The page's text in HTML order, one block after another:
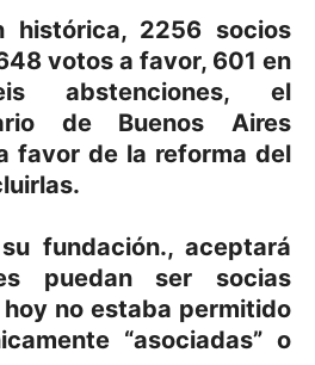
histórica, 2256 socios
votos a favor, 601 en
abstenciones, el
de Buenos Aires
favor de la reforma del
fundación., aceptará
puedan ser socias
no estaba permitido
“asociadas” o